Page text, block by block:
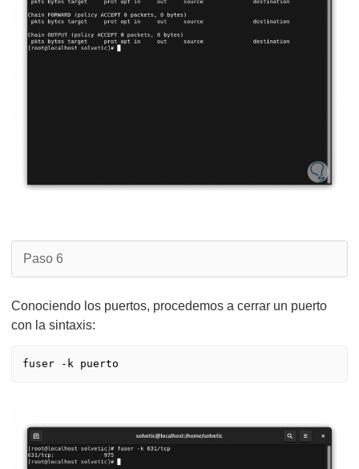
Paso 6
Conociendo los puertos, procedemos a cerrar un puerto
con la sintaxis: